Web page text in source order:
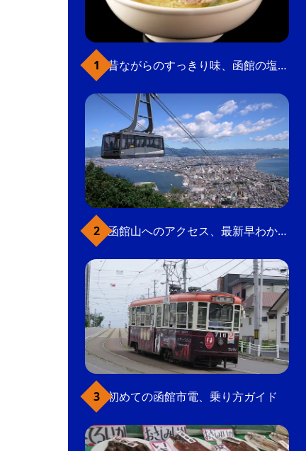
昔ながらのすっきり味、函館の塩ラーメン
函館山へのアクセス、最新早わかりガイド
初めての函館市電、乗り方ガイド